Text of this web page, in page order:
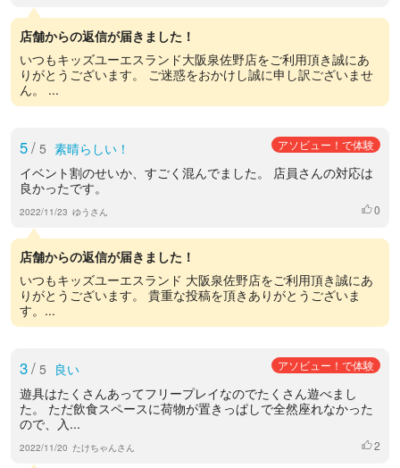
店舗からの返信が届きました！
いつもキッズユーエスランド大阪泉佐野店をご利用頂き誠にあ
りがとうございます。 ご迷惑をおかけし誠に申し訳ございませ
ん。 ...
5/ 5 素晴らしい！ アソビュー！で体験
イベント割のせいか、すごく混んでました。 店員さんの対応は
良かったです。
2022/11/23 ゆうさん いいね
0
店舗からの返信が届きました！
いつもキッズユーエスランド 大阪泉佐野店をご利用頂き誠にあ
りがとうございます。 貴重な投稿を頂きありがとうございま
す。...
3/ 5 良い アソビュー！で体験
遊具はたくさんあってフリープレイなのでたくさん遊べまし
た。 ただ飲食スペースに荷物が置きっぱしで全然座れなかった
ので、入...
2022/11/20 たけちゃんさん いいね
2